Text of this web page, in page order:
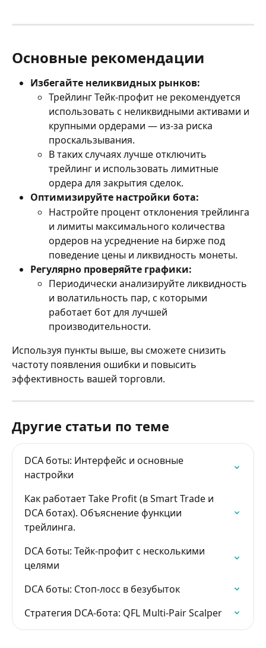
Основные рекомендации
Избегайте неликвидных рынков:
Трейлинг Тейк-профит не рекомендуется
использовать с неликвидными активами и
крупными ордерами — из-за риска
проскальзывания.
В таких случаях лучше отключить
трейлинг и использовать лимитные
ордера для закрытия сделок.
Оптимизируйте настройки бота:
Настройте процент отклонения трейлинга
и лимиты максимального количества
ордеров на усреднение на бирже под
поведение цены и ликвидность монеты.
Регулярно проверяйте графики:
Периодически анализируйте ликвидность
и волатильность пар, с которыми
работает бот для лучшей
производительности.
Используя пункты выше, вы сможете снизить
частоту появления ошибки и повысить
эффективность вашей торговли.
Другие статьи по теме
DCA боты: Интерфейс и основные
настройки
Как работает Take Profit (в Smart Trade и
DCA ботах). Объяснение функции
трейлинга.
DCA боты: Тейк-профит с несколькими
целями
DCA боты: Стоп-лосс в безубыток
Стратегия DCA-бота: QFL Multi-Pair Scalper